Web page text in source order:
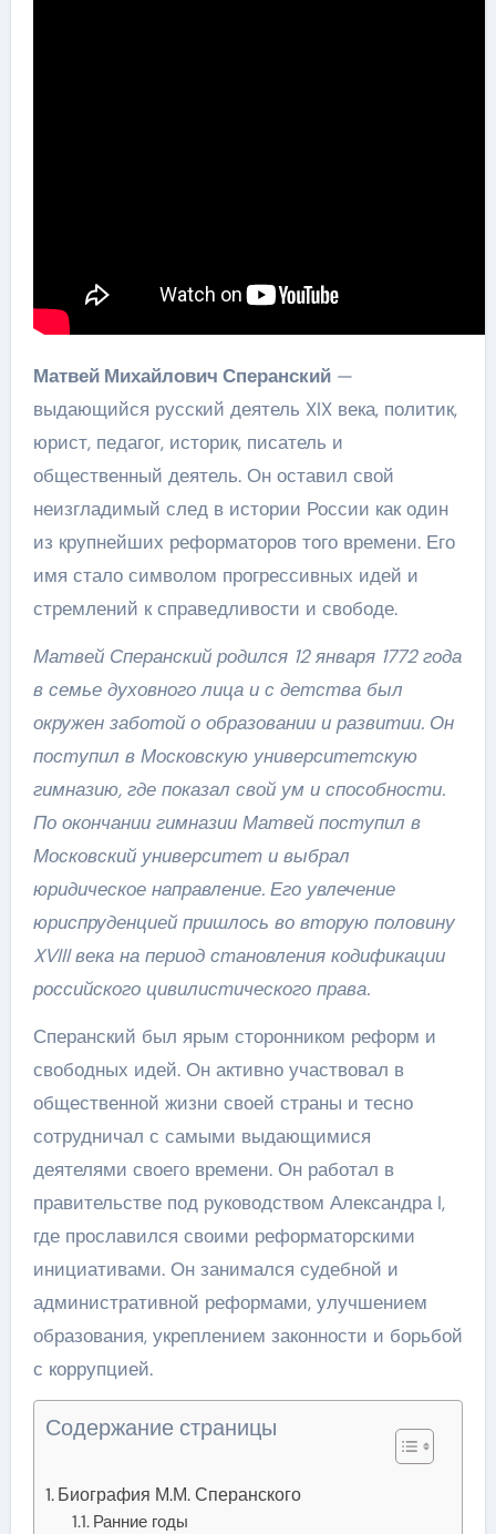
Матвей Михайлович Сперанский—
выдающийся русский деятель XIX века, политик,
юрист, педагог, историк, писатель и
общественный деятель. Он оставил свой
неизгладимый след в истории России как один
из крупнейших реформаторов того времени. Его
имя стало символом прогрессивных идей и
стремлений к справедливости и свободе.
Матвей Сперанский родился 12 января 1772 года
в семье духовного лица и с детства был
окружен заботой о образовании и развитии. Он
поступил в Московскую университетскую
гимназию, где показал свой ум и способности.
По окончании гимназии Матвей поступил в
Московский университет и выбрал
юридическое направление. Его увлечение
юриспруденцией пришлось во вторую половину
XVIII века на период становления кодификации
российского цивилистического права.
Сперанский был ярым сторонником реформ и
свободных идей. Он активно участвовал в
общественной жизни своей страны и тесно
сотрудничал с самыми выдающимися
деятелями своего времени. Он работал в
правительстве под руководством Александра I,
где прославился своими реформаторскими
инициативами. Он занимался судебной и
административной реформами, улучшением
образования, укреплением законности и борьбой
с коррупцией.
Содержание страницы
Биография М.М. Сперанского
Ранние годы